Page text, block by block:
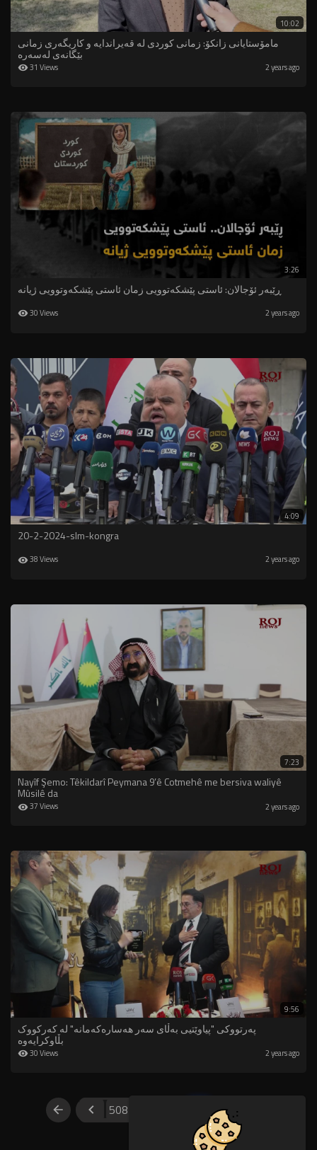
10:02
مامۆستایانی زانکۆ: زمانی كوردی لە قەیراندایە و كاریگەری زمانی
بێگانەی لەسەرە
31 Views 2 years ago
3:26
ڕێبەر ئۆجالان: ئاستی پێشکەتوویی زمان ئاستی پێشکەوتوویی ژیانە
30 Views 2 years ago
4:09
20-2-2024-slm-kongra
38 Views 2 years ago
7:23
Nayîf Şemo: Têkildarî Peymana 9’ê Cotmehê me bersiva waliyê
Mûsilê da
37 Views 2 years ago
9:56
پەرتووکی "پیاوێتیی بەڵای سەر هەسارەکەمانە" لە کەرکووک
بڵاوکرایەوە
30 Views 2 years ago
508